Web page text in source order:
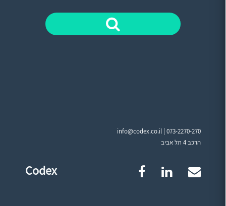
info@codex.co.il |073-2270-270
הרכב 4 תל אביב
Codex